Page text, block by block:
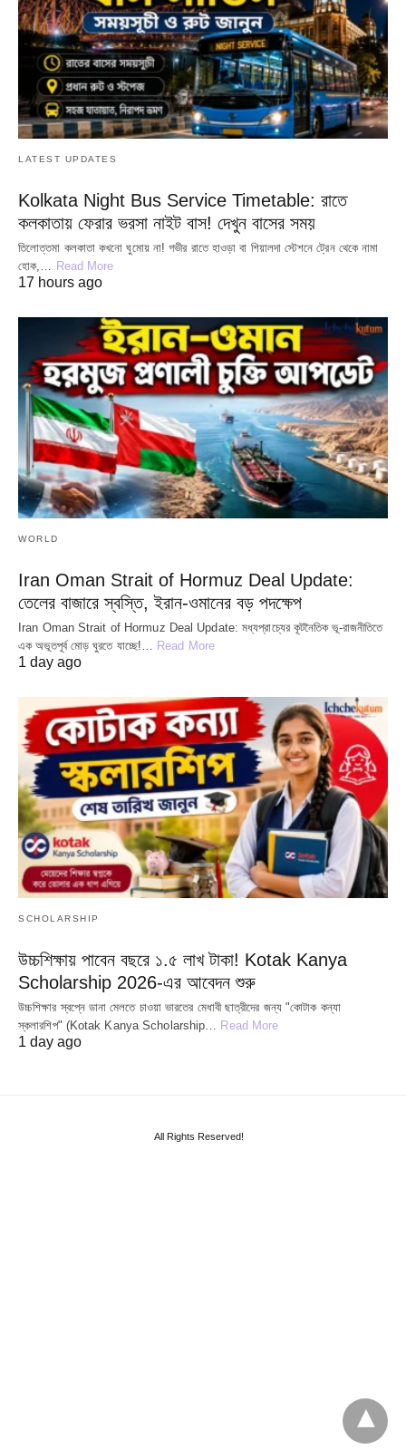
LATEST UPDATES
Kolkata Night Bus Service Timetable: রাতে
কলকাতায় ফেরার ভরসা নাইট বাস! দেখুন বাসের সময়
তিলোত্তমা কলকাতা কখনো ঘুমোয় না! গভীর রাতে হাওড়া বা শিয়ালদা স্টেশনে ট্রেন থেকে নামা
হোক,… Read More
17 hours ago
WORLD
Iran Oman Strait of Hormuz Deal Update:
তেলের বাজারে স্বস্তি, ইরান-ওমানের বড় পদক্ষেপ
Iran Oman Strait of Hormuz Deal Update: মধ্যপ্রাচ্যের কূটনৈতিক ভূ-রাজনীতিতে
এক অভূতপূর্ব মোড় ঘুরতে যাচ্ছে!…
Read More
1 day ago
SCHOLARSHIP
উচ্চশিক্ষায় পাবেন বছরে ১.৫ লাখ টাকা! Kotak Kanya
Scholarship 2026-এর আবেদন শুরু
উচ্চশিক্ষার স্বপ্নে ডানা মেলতে চাওয়া ভারতের মেধাবী ছাত্রীদের জন্য "কোটাক কন্যা
স্কলারশিপ" (Kotak Kanya Scholarship… Read More
1 day ago
All Rights Reserved!